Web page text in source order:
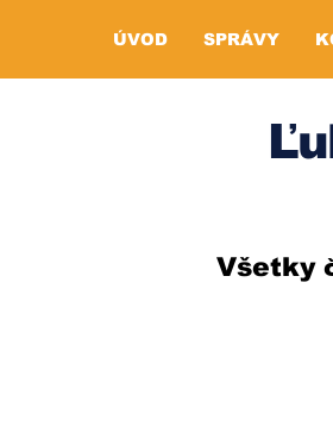
ÚVOD SPRÁVY
Všetky